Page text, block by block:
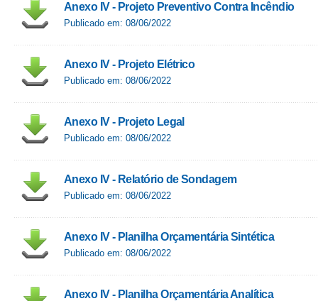
Anexo IV - Projeto Preventivo Contra Incêndio
Publicado em: 08/06/2022
Anexo IV - Projeto Elétrico
Publicado em: 08/06/2022
Anexo IV - Projeto Legal
Publicado em: 08/06/2022
Anexo IV - Relatório de Sondagem
Publicado em: 08/06/2022
Anexo IV - Planilha Orçamentária Sintética
Publicado em: 08/06/2022
Anexo IV - Planilha Orçamentária Analítica